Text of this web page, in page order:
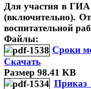
Для участия в ГИА
(включительно).
воспитательной
Файлы:
Сроки
Скачать
Размер 98.41 KB
Приказ